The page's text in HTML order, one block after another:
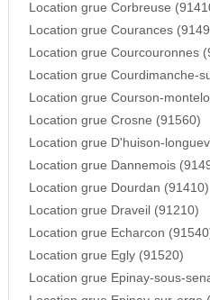
Location grue Corbreuse
Location grue Courances
Location grue Courcouronnes
Location grue Courdimanche-
Location grue Courson-
Location grue Crosne (91560)
Location grue D'huison-
Location grue Dannemois
Location grue Dourdan (91410)
Location grue Draveil (91210)
Location grue Echarcon
Location grue Egly (91520)
Location grue Epinay-sous-